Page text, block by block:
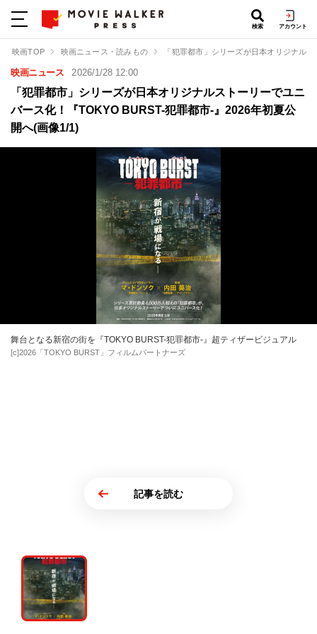
検索 アカウント
映画TOP 映画ニュース・読みもの 「犯罪都市」シリーズが日本オリジナル
映画ニュース 2026/1/28 12:00
「犯罪都市」シリーズが日本オリジナルストーリーでユニ
バース化！『TOKYO BURST-犯罪都市-』2026年初夏公
開へ(画像1/1)
舞台となる新宿の街を『TOKYO BURST-犯罪都市-』超ティザービジュアル
[c]2026「TOKYO BURST」フィルムパートナーズ
記事を読む